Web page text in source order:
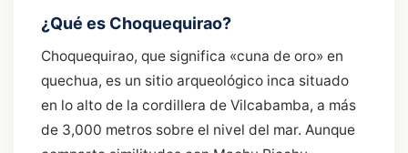
¿Qué es Choquequirao?
Choquequirao, que significa «cuna de oro» en
quechua, es un sitio arqueológico inca situado
en lo alto de la cordillera de Vilcabamba, a más
de 3,000 metros sobre el nivel del mar. Aunque